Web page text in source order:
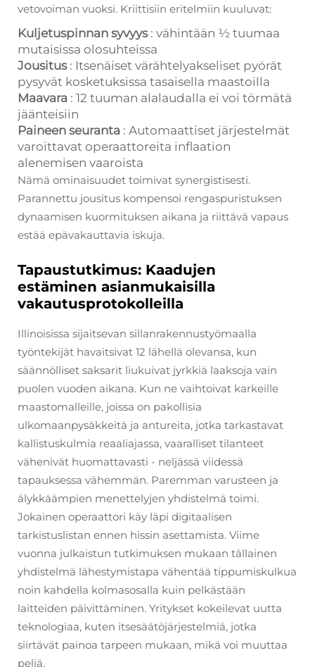
vetovoiman vuoksi. Kriittisiin eritelmiin kuuluvat:
Kuljetuspinnan syvyys : vähintään 1⁄2 tuumaa
mutaisissa olosuhteissa
Jousitus : Itsenäiset värähtelyakseliset pyörät
pysyvät kosketuksissa tasaisella maastoilla
Maavara : 12 tuuman alalaudalla ei voi törmätä
jäänteisiin
Paineen seuranta : Automaattiset järjestelmät
varoittavat operaattoreita inflaation
alenemisen vaaroista
Nämä ominaisuudet toimivat synergistisesti.
Parannettu jousitus kompensoi rengaspuristuksen
dynaamisen kuormituksen aikana ja riittävä vapaus
estää epävakauttavia iskuja.
Tapaustutkimus: Kaadujen
estäminen asianmukaisilla
vakautusprotokolleilla
Illinoisissa sijaitsevan sillanrakennustyömaalla
työntekijät havaitsivat 12 lähellä olevansa, kun
säännölliset saksarit liukuivat jyrkkiä laaksoja vain
puolen vuoden aikana. Kun ne vaihtoivat karkeille
maastomalleille, joissa on pakollisia
ulkomaanpysäkkeitä ja antureita, jotka tarkastavat
kallistuskulmia reaaliajassa, vaaralliset tilanteet
vähenivät huomattavasti - neljässä viidessä
tapauksessa vähemmän. Paremman varusteen ja
älykkäämpien menettelyjen yhdistelmä toimi.
Jokainen operaattori käy läpi digitaalisen
tarkistuslistan ennen hissin asettamista. Viime
vuonna julkaistun tutkimuksen mukaan tällainen
yhdistelmä lähestymistapa vähentää tippumiskulkua
noin kahdella kolmasosalla kuin pelkästään
laitteiden päivittäminen. Yritykset kokeilevat uutta
teknologiaa, kuten itsesäätöjärjestelmiä, jotka
siirtävät painoa tarpeen mukaan, mikä voi muuttaa
peliä.